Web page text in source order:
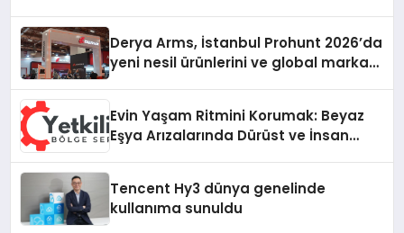
Derya Arms, İstanbul Prohunt 2026’da
yeni nesil ürünlerini ve global marka
Evin Yaşam Ritmini Korumak: Beyaz
Eşya Arızalarında Dürüst ve İnsan
Tencent Hy3 dünya genelinde
kullanıma sunuldu